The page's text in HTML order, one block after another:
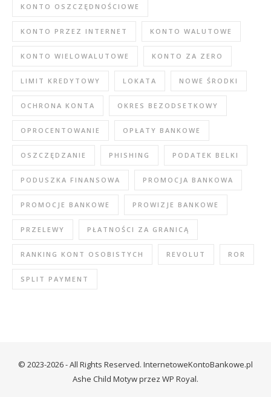
KONTO OSZCZĘDNOŚCIOWE
KONTO PRZEZ INTERNET KONTO WALUTOWE
KONTO WIELOWALUTOWE KONTO ZA ZERO
LIMIT KREDYTOWY LOKATA NOWE ŚRODKI
OCHRONA KONTA OKRES BEZODSETKOWY
OPROCENTOWANIE OPŁATY BANKOWE
OSZCZĘDZANIE PHISHING PODATEK BELKI
PODUSZKA FINANSOWA PROMOCJA BANKOWA
PROMOCJE BANKOWE PROWIZJE BANKOWE
PRZELEWY PŁATNOŚCI ZA GRANICĄ
RANKING KONT OSOBISTYCH REVOLUT ROR
SPLIT PAYMENT
© 2023-2026 - All Rights Reserved. InternetoweKontoBankowe.pl
Ashe Child Motyw przez WP Royal.